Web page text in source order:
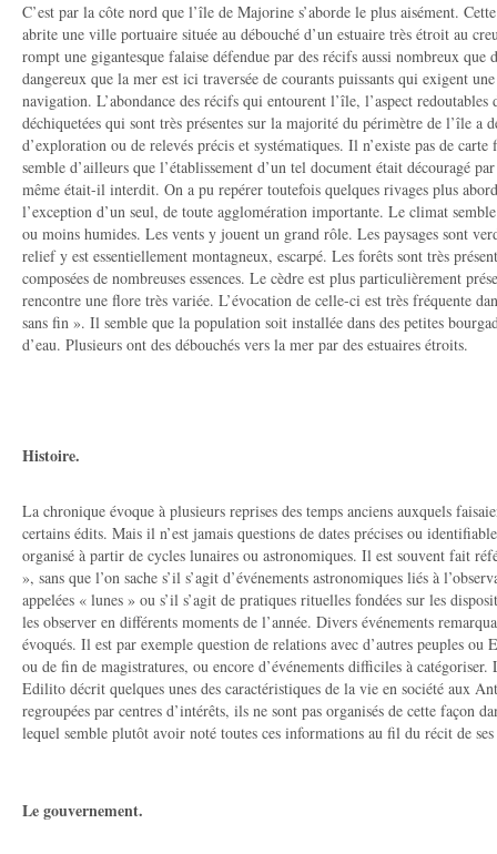
C’est par la côte nord que l’île de Majorine s’aborde le plus aisément.
abrite une ville portuaire située au débouché d’un estuaire très étroit au
rompt une gigantesque falaise défendue par des récifs aussi nombreux que
dangereux que la mer est ici traversée de courants puissants qui exigent
navigation. L’abondance des récifs qui entourent l’île, l’aspect redoutables
déchiquetées qui sont très présentes sur la majorité du périmètre de l’île a
d’exploration ou de relevés précis et systématiques. Il n’existe pas de
semble d’ailleurs que l’établissement d’un tel document était découragé
même était-il interdit. On a pu repérer toutefois quelques rivages plus
l’exception d’un seul, de toute agglomération importante. Le climat
ou moins humides. Les vents y jouent un grand rôle. Les paysages sont
relief y est essentiellement montagneux, escarpé. Les forêts sont très
composées de nombreuses essences. Le cèdre est plus particulièrement
rencontre une flore très variée. L’évocation de celle-ci est très fréquente
sans fin ». Il semble que la population soit installée dans des petites
d’eau. Plusieurs ont des débouchés vers la mer par des estuaires étroits.
Histoire.
La chronique évoque à plusieurs reprises des temps anciens auxquels
certains édits. Mais il n’est jamais questions de dates précises ou
organisé à partir de cycles lunaires ou astronomiques. Il est souvent fait
», sans que l’on sache s’il s’agit d’événements astronomiques liés à
appelées « lunes » ou s’il s’agit de pratiques rituelles fondées sur les
les observer en différents moments de l’année. Divers événements
évoqués. Il est par exemple question de relations avec d’autres peuples ou
ou de fin de magistratures, ou encore d’événements difficiles à
Edilito décrit quelques unes des caractéristiques de la vie en société aux
regroupées par centres d’intérêts, ils ne sont pas organisés de cette façon
lequel semble plutôt avoir noté toutes ces informations au fil du récit de
Le gouvernement.